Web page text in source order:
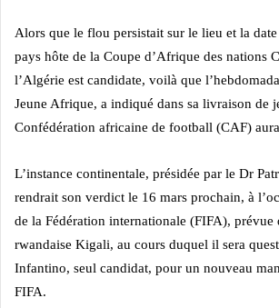
Alors que le flou persistait sur le lieu et la date
pays hôte de la Coupe d’Afrique des nations
l’Algérie est candidate, voilà que
Jeune Afrique, a indiqué dans sa livraison de
Confédération africaine de football (CAF)
L’instance continentale, présidée par le Dr
rendrait son verdict le 16 mars prochain, à
de la Fédération internationale (FIFA), prévue
rwandaise Kigali, au cours duquel il sera
Infantino, seul candidat, pour un nouveau
FIFA.